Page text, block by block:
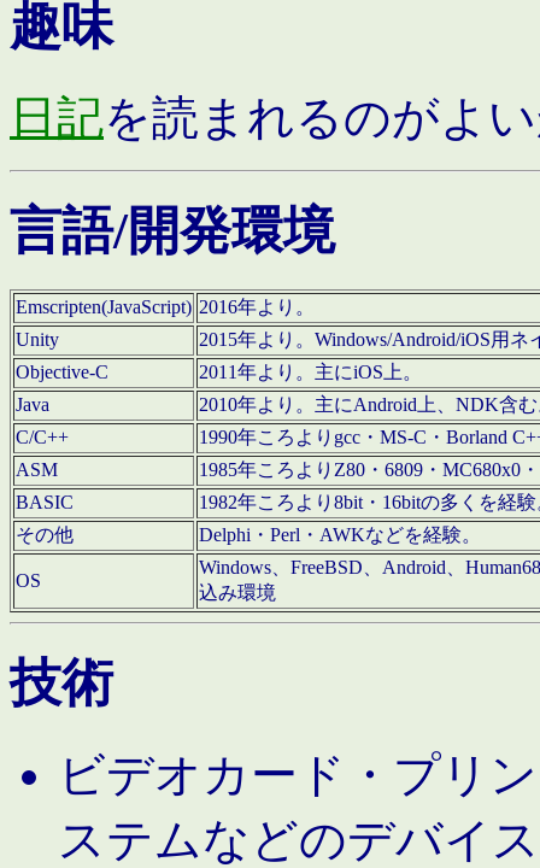
趣味
日記を読まれるのがよ
言語/開発環境
Emscripten(JavaScript) 2016年より。
Unity
2015年より。Windows/Android/iOS用
Objective-C
2011年より。主にiOS上。
Java
2010年より。主にAndroid上、NDK含
C/C++
1990年ころよりgcc・MS-C・Borland
ASM
1985年ころよりZ80・6809・MC680x0
BASIC
1982年ころより8bit・16bitの多くを経
その他
Delphi・Perl・AWKなどを経験。
OS
Windows、FreeBSD、Android、
込み環境
技術
ビデオカード・プリ
ステムなどのデバイ